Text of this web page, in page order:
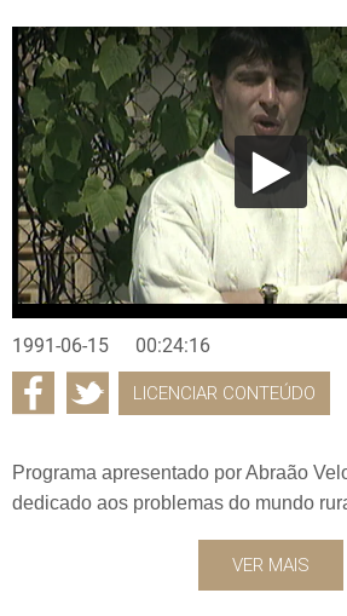
1991-06-15 00:24:16
LICENCIAR CONTEÚDO
Programa apresentado por Abraão
dedicado aos problemas do mundo
VER MAIS